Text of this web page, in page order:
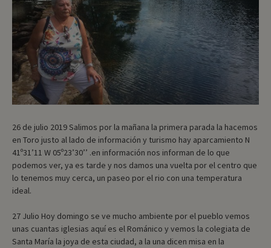
26 de julio 2019 Salimos por la mañana la primera parada la hacemos
en Toro justo al lado de información y turismo hay aparcamiento N
41º31’11 W 05º23’30’’ .en información nos informan de lo que
podemos ver, ya es tarde y nos damos una vuelta por el centro que
lo tenemos muy cerca, un paseo por el rio con una temperatura
ideal.
27 Julio Hoy domingo se ve mucho ambiente por el pueblo vemos
unas cuantas iglesias aquí es el Románico y vemos la colegiata de
Santa María la joya de esta ciudad, a la una dicen misa en la